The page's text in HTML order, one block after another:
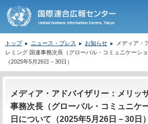
トップ ニュース・プレス お知らせ
メディア・
レミング 国連事務次長（グローバル・コミュニケーシ
（2025年5月26日－30日）
メディア・アドバイザリー：メリッ
事務次長（グローバル・コミュニケ
日について（2025年5月26日－30日）